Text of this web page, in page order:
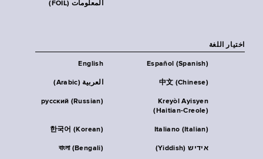
المعلومات (FOIL)
اختيار اللغة
English Español (Spanish)
العربية (Arabic) 中文 (Chinese)
русский (Russian)
Kreyòl Ayisyen
(Haitian-Creole)
한국어 (Korean) Italiano (Italian)
বাংলা (Bengali) אידיש (Yiddish)